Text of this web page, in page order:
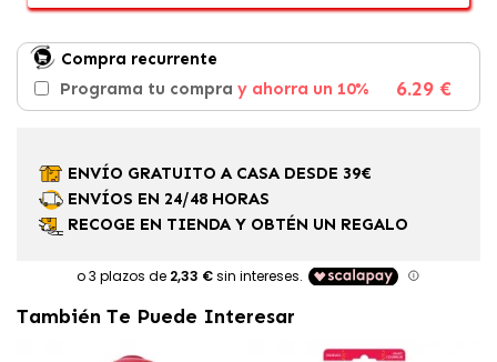
Compra recurrente
Programa tu compra y ahorra un 10% 6.29 €
ENVÍO GRATUITO A CASA DESDE 39€
ENVÍOS EN 24/48 HORAS
RECOGE EN TIENDA Y OBTÉN UN REGALO
También Te Puede Interesar